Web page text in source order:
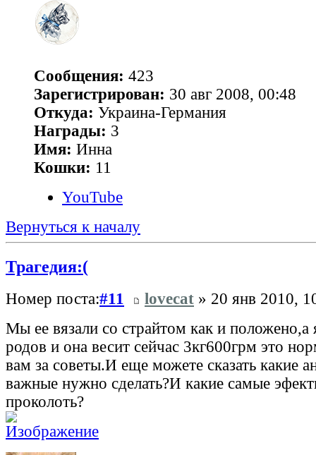
Сообщения: 423
Зарегистрирован: 30 авг 2008, 00:48
Откуда: Украина-Германия
Награды: 3
Имя: Инна
Кошки: 11
YouTube
Вернуться к началу
Трагедия:(
Номер поста:#11 lovecat » 20 янв 2010,
Мы ее вязали со страйтом как и положено,а
родов и она весит сейчас 3кг600грм это
вам за советы.И еще можете сказать какие
важные нужно сделать?И какие самые
проколоть?